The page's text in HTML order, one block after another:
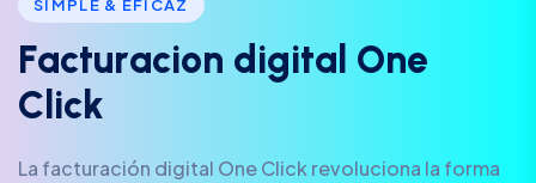
SIMPLE & EFICAZ
Facturacion d igita One
C ick
La facturación digital One Click revoluciona la forma